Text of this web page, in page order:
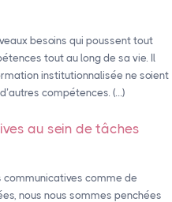
besoins qui poussent tout
tout au long de sa vie. Il
institutionnalisée ne soient
compétences. (…)
au sein de tâches
communicatives comme de
nous nous sommes penchées